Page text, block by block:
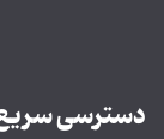
دسترسی